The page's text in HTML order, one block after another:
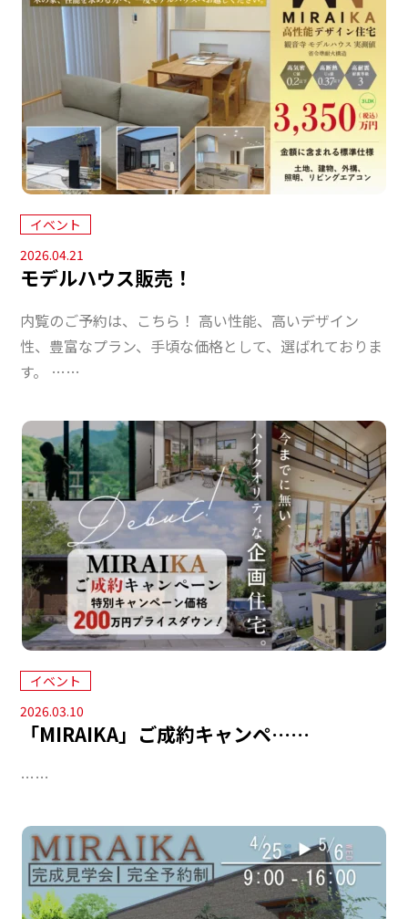
イベント
2026.04.21
モデルハウス販売！
内覧のご予約は、こちら！ 高い性能、高いデザイン
性、豊富なプラン、手頃な価格として、選ばれておりま
す。 ……
イベント
2026.03.10
「MIRAIKA」ご成約キャンペ……
……